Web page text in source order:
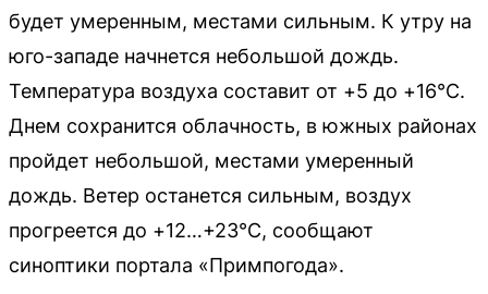
будет умеренным, местами сильным. К утру на
юго-западе начнется небольшой дождь.
Температура воздуха составит от +5 до +16°C.
Днем сохранится облачность, в южных районах
пройдет небольшой, местами умеренный
дождь. Ветер останется сильным, воздух
прогреется до +12…+23°C, сообщают
синоптики портала «Примпогода».